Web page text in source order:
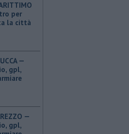
per
la città
—
gpl,
—
gpl,